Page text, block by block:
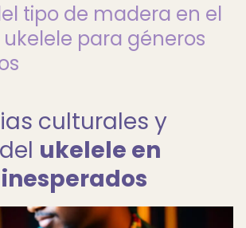
tipo de madera en el
para géneros
culturales y
ukelele en